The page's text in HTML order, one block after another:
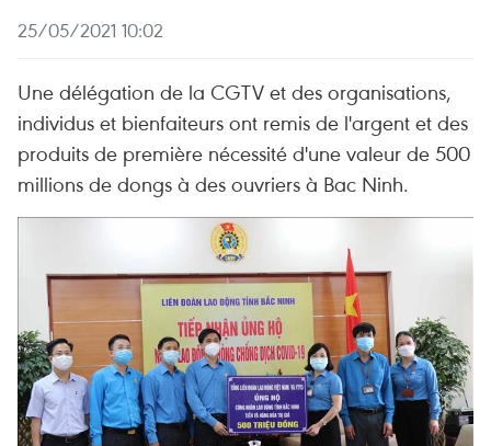
25/05/2021 10:02
Une délégation de la CGTV et des organisations,
individus et bienfaiteurs ont remis de l'argent et des
produits de première nécessité d'une valeur de 500
millions de dongs à des ouvriers à Bac Ninh.